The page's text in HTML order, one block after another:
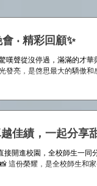
· 精彩回顧✨
嘆聲從沒停過，滿滿的才
發亮，是啓思最大的驕傲
佳績，一起分享
接開進校園，全校師生一同
這份榮耀，是全校師生和